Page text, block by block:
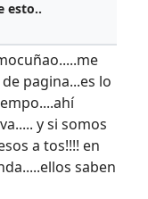
esto..
pagina...es lo
y si somos
a tos!!!! en
saben